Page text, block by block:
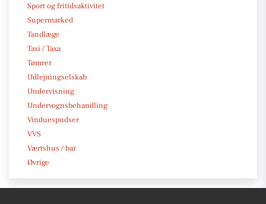
Sport og fritidsaktivitet
Supermarked
Tandlæge
Taxi / Taxa
Tømrer
Udlejningselskab
Undervisning
Undervognsbehandling
Vinduespudser
VVS
Værtshus / bar
Øvrige